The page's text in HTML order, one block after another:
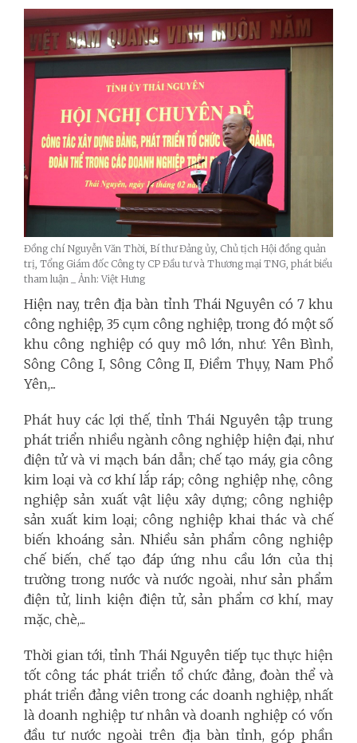
Đồng chí Nguyễn Văn Thời, Bí thư Đảng ủy, Chủ tịch Hội đồng quản
trị, Tổng Giám đốc Công ty CP Đầu tư và Thương mại TNG, phát biểu
tham luận _ Ảnh: Việt Hưng
Hiện nay, trên địa bàn tỉnh Thái Nguyên có 7 khu
công nghiệp, 35 cụm công nghiệp, trong đó một số
khu công nghiệp có quy mô lớn, như: Yên Bình,
Sông Công I, Sông Công II, Điềm Thụy, Nam Phổ
Yên,...
Phát huy các lợi thế, tỉnh Thái Nguyên tập trung
phát triển nhiều ngành công nghiệp hiện đại, như
điện tử và vi mạch bán dẫn; chế tạo máy, gia công
kim loại và cơ khí lắp ráp; công nghiệp nhẹ, công
nghiệp sản xuất vật liệu xây dựng; công nghiệp
sản xuất kim loại; công nghiệp khai thác và chế
biến khoáng sản. Nhiều sản phẩm công nghiệp
chế biến, chế tạo đáp ứng nhu cầu lớn của thị
trường trong nước và nước ngoài, như sản phẩm
điện tử, linh kiện điện tử, sản phẩm cơ khí, may
mặc, chè,...
Thời gian tới, tỉnh Thái Nguyên tiếp tục thực hiện
tốt công tác phát triển tổ chức đảng, đoàn thể và
phát triển đảng viên trong các doanh nghiệp, nhất
là doanh nghiệp tư nhân và doanh nghiệp có vốn
đầu tư nước ngoài trên địa bàn tỉnh, góp phần